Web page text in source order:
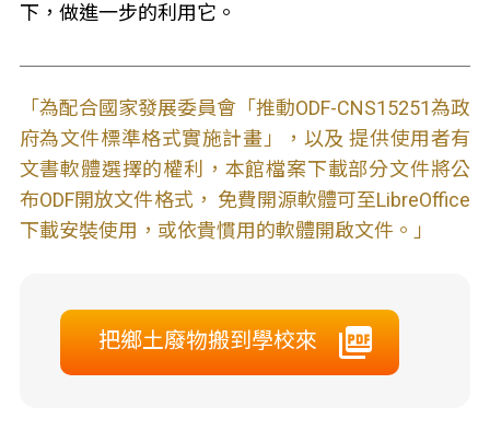
下，做進一步的利用它。
「為配合國家發展委員會「推動ODF-CNS15251為政
府為文件標準格式實施計畫」，以及 提供使用者有
文書軟體選擇的權利，本館檔案下載部分文件將公
布ODF開放文件格式， 免費開源軟體可至LibreOffice
下載安裝使用，或依貴慣用的軟體開啟文件。」
把鄉土廢物搬到學校來